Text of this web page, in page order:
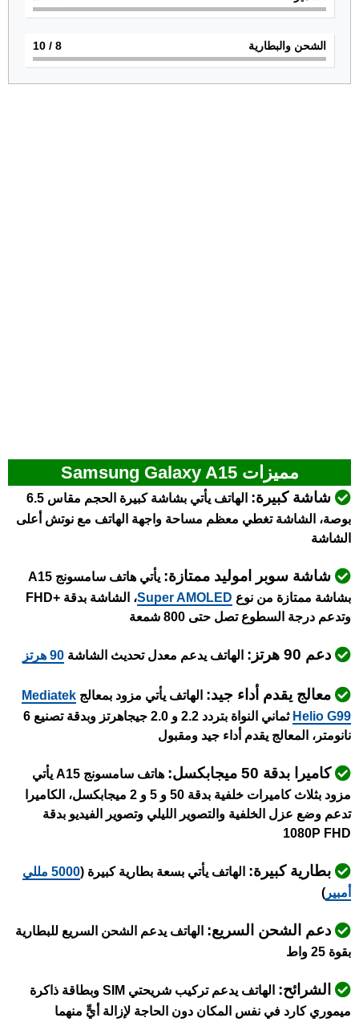
الشحن والبطارية 8
/ 10
مميزات Samsung Galaxy A15
شاشة كبيرة:
الهاتف يأتي بشاشة كبيرة الحجم مقاس 6.5
بوصة، الشاشة تغطي معظم مساحة واجهة الهاتف مع نوتش أعلى
الشاشة
شاشة سوبر اموليد ممتازة:
يأتي هاتف سامسونج A15
بشاشة ممتازة من نوع Super AMOLED
، الشاشة بدقة +FHD
وتدعم درجة السطوع تصل حتى 800 شمعة
دعم 90 هرتز: الهاتف يدعم معدل تحديث الشاشة 90 هرتز
معالج يقدم أداء جيد: الهاتف يأتي مزود بمعالج Mediatek
Helio G99
ثماني النواة بتردد 2.2 و 2.0 جيجاهرتز وبدقة تصنيع 6
نانومتر، المعالج يقدم أداء جيد ومقبول
كاميرا بدقة 50 ميجابكسل:
هاتف سامسونج A15 يأتي
مزود بثلاث كاميرات خلفية بدقة 50 و 5 و 2 ميجابكسل، الكاميرا
تدعم وضع عزل الخلفية والتصوير الليلي وتصوير الفيديو بدقة
1080P FHD
بطارية كبيرة: الهاتف يأتي بسعة بطارية كبيرة (
5000 مللي
أمبير )
دعم الشحن السريع: الهاتف يدعم الشحن السريع للبطارية
بقوة 25 واط
الشرائح:
الهاتف يدعم تركيب شريحتي SIM وبطاقة ذاكرة
ميموري كارد في نفس المكان دون الحاجة لإزالة أيٍّ منهما